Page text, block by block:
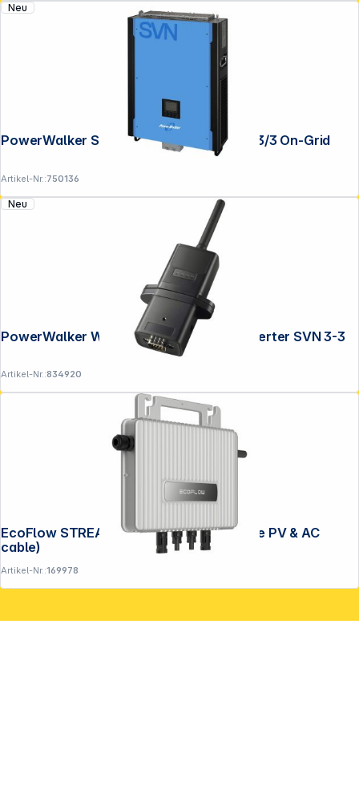
Neu
PowerWalker Solar Inverter 10000 SVN 3/3 On-Grid
Artikel-Nr.:750136
Neu
PowerWalker W-LAN Module for Sol. Inverter SVN 3-3
Artikel-Nr.:834920
EcoFlow STREAM Microinverter (exclude PV & AC
cable)
Artikel-Nr.:169978
Versandkosten
Copyright © 2001 - 2026 DGH - Alle Rechte vorbehalten.